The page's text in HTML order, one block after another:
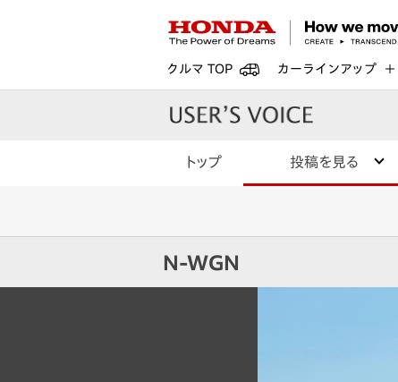
クルマ TOP カーラインアップ
トップ 投稿を見る
N-WGN